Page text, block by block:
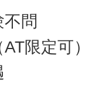
問
限定可）